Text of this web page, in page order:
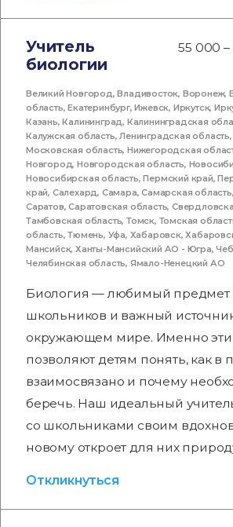
Учитель
биологии
55 000
Великий Новгород,Владивосток, Воронеж,
область,Екатеринбург,Ижевск, Иркутск,
Казань,Калининград, Калининградская
Калужская область,Ленинградская область,
Московская область,Нижегородская
Новгород,Новгородская область,
Новосибирская область,Пермский край,
край, Салехард, Самара,Самарская область
Саратов,Саратовская область,
Тамбовская область,Томск, Томская
область,Тюмень, Уфа, Хабаровск,
Мансийск,Ханты-Мансийский АО - Югра,
Челябинская область, Ямало-Ненецкий АО
Биология — любимый предмет
школьников и важный
окружающем мире. Именно эти
позволяют детям понять, как в
взаимосвязано и почему
беречь. Наш идеальный
со школьниками своим
новому откроет для них
Откликнуться